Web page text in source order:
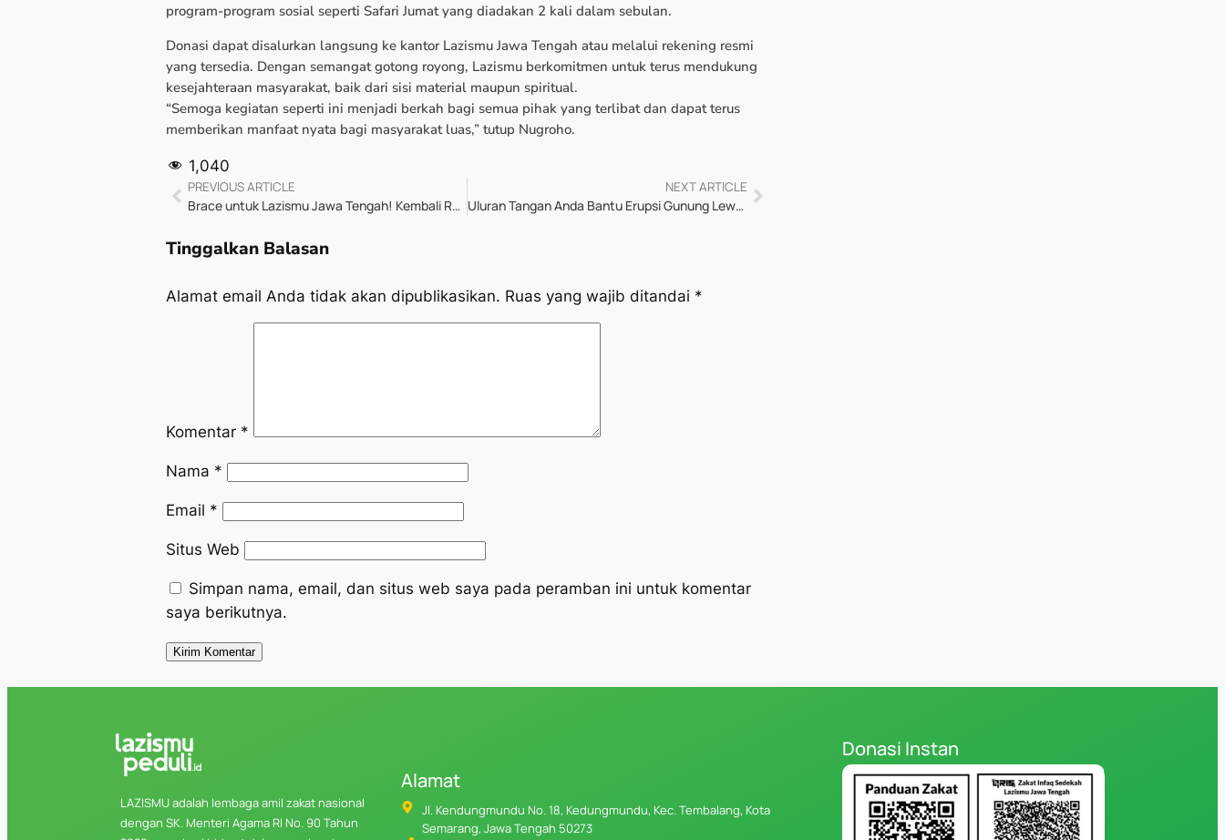
program-program sosial seperti Safari Jumat yang diadakan 2 kali dalam sebulan.
Donasi dapat disalurkan langsung ke kantor Lazismu Jawa Tengah atau melalui rekening resmi
yang tersedia. Dengan semangat gotong royong, Lazismu berkomitmen untuk terus mendukung
kesejahteraan masyarakat, baik dari sisi material maupun spiritual.
“Semoga kegiatan seperti ini menjadi berkah bagi semua pihak yang terlibat dan dapat terus
memberikan manfaat nyata bagi masyarakat luas,” tutup Nugroho.
1,040
PREVIOUS ARTICLE
Brace untuk Lazismu Jawa Tengah! Kembali Raih Penghargaan Lazismu Terbaik Nasional 2024
NEXT ARTICLE
Uluran Tangan Anda Bantu Erupsi Gunung Lewotobi Laki-Laki
Tinggalkan Balasan
Alamat email Anda tidak akan dipublikasikan. Ruas yang wajib ditandai *
Komentar *
Nama *
Email *
Situs Web
Simpan nama, email, dan situs web saya pada peramban ini untuk komentar
saya berikutnya.
LAZISMU adalah lembaga amil zakat nasional
dengan SK. Menteri Agama RI No. 90 Tahun
Alamat
Jl. Kendungmundu No. 18, Kedungmundu, Kec. Tembalang, Kota
Semarang, Jawa Tengah 50273
Donasi Instan